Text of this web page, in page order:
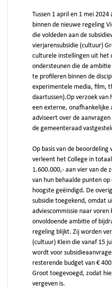
Tussen 1 april en 1 mei
binnen de nieuwe regeling
die voldeden aan de
vierjarensubsidie (cultuur)
culturele instellingen uit het
ondersteunen die de
te profileren binnen de
experimentele media, film,
daartussen).Op verzoek
een externe, onafhankelijke
adviseert over de
de gemeenteraad
Op basis van de beoordeling
verleent het College in
1.600.000,- aan vier van de
van hun behaalde punten
hoogste geëindigd. De
subsidie toegekend, omdat
adviescommissie naar
onvoldoende ambitie of
regeling blijkt. Zij worden
(cultuur) Klein die vanaf 15
wordt voor
resterende budget van €
Groot toegevoegd, zodat
vergeven is.